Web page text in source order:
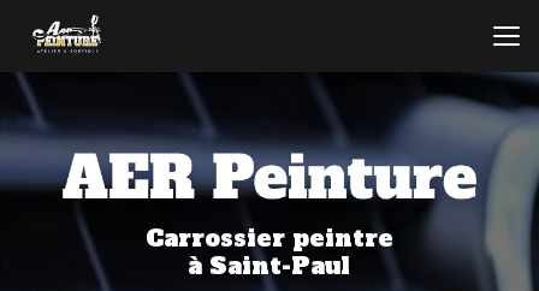
contenu
principal
Carrossier peintre
à Saint-Paul